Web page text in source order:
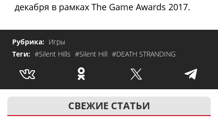
декабря в рамках The Game Awards 2017.
Рубрика: Игры
Теги: #Silent Hills #Silent Hill #DEATH STRANDING
СВЕЖИЕ СТАТЬИ